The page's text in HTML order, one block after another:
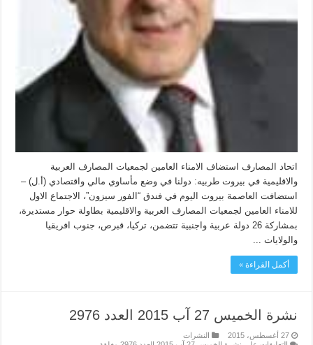
اتحاد المصارف استضاف الامناء العامين لجمعيات المصارف العربية
والاقليمية في بيروت طربيه: دولنا في وضع مأساوي مالي واقتصادي (أ.ل) –
استضافت العاصمة بيروت اليوم في فندق “الفور سيزون”، الاجتماع الاول
للامناء العامين لجمعيات المصارف العربية والاقليمية بطاولة حوار مستديرة،
بمشاركة 26 دولة عربية واجنبية تتضمن، تركيا، قبرص، جنوب افريقيا
والولايات ...
أكمل القراءة »
نشرة الخميس 27 آب 2015 العدد 2976
27 أغسطس، 2015
النشرات